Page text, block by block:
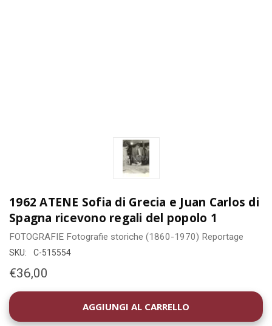
1962 ATENE Sofia di Grecia e Juan Carlos di
Spagna ricevono regali del popolo 1
FOTOGRAFIE Fotografie storiche (1860-1970) Reportage
SKU: C-515554
€36,00
DISPONIBILITÀ
ATTUALE: